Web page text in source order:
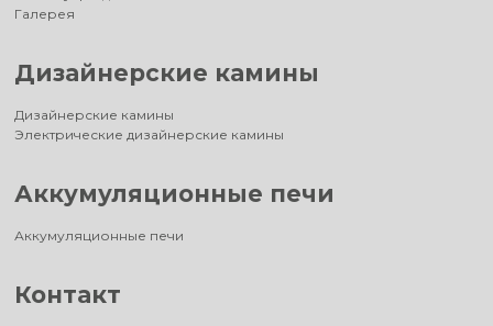
Галерея
Дизайнерские камины
Дизайнерские камины
Электрические дизайнерские камины
Аккумуляционные печи
Аккумуляционные печи
Контакт